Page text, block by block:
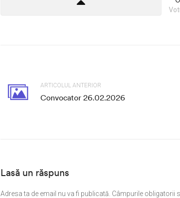
ARTICOLUL ANTERIOR
Convocator 26.02.2026
Lasă un răspuns
Adresa ta de email nu va fi publicată. Câmpurile obligatorii